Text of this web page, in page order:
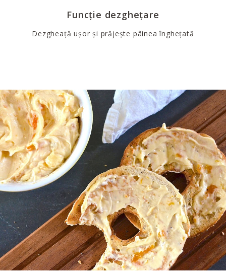
Funcție dezghețare
Dezgheață ușor și prăjește pâinea înghețată